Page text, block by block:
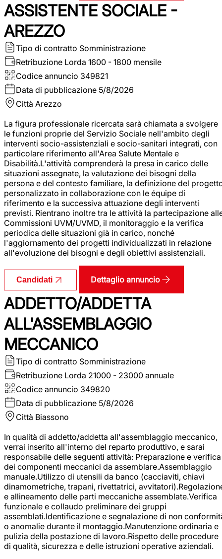
ASSISTENTE SOCIALE -
AREZZO
Tipo di contratto Somministrazione
Retribuzione Lorda 1600 - 1800 mensile
Codice annuncio 349821
Data di pubblicazione 5/8/2026
Città Arezzo
La figura professionale ricercata sarà chiamata a svolgere
le funzioni proprie del Servizio Sociale nell'ambito degli
interventi socio-assistenziali e socio-sanitari integrati, con
particolare riferimento all'Area Salute Mentale e
Disabilità.L'attività comprenderà la presa in carico delle
situazioni assegnate, la valutazione dei bisogni della
persona e del contesto familiare, la definizione del
personalizzato in collaborazione con le équipe di
riferimento e la successiva attuazione degli interventi
previsti. Rientrano inoltre tra le attività la partecipazione
Commissioni UVM/UVMD, il monitoraggio e la verifica
periodica delle situazioni già in carico, nonché
l'aggiornamento dei progetti individualizzati in relazione
all'evoluzione dei bisogni e degli obiettivi assistenziali.
Candidati Dettaglio annuncio
ADDETTO/ADDETTA
ALL'ASSEMBLAGGIO
MECCANICO
Tipo di contratto Somministrazione
Retribuzione Lorda 21000 - 23000 annuale
Codice annuncio 349820
Data di pubblicazione 5/8/2026
Città Biassono
In qualità di addetto/addetta all'assemblaggio meccanico,
verrai inserito all'interno del reparto produttivo, e sarai
responsabile delle seguenti attività: Preparazione e verifica
dei componenti meccanici da assemblare.Assemblaggio
manuale.Utilizzo di utensili da banco (cacciaviti, chiavi
dinamometriche, trapani, rivettatrici,
e allineamento delle parti meccaniche assemblate.Verifica
funzionale e collaudo preliminare dei gruppi
assemblati.Identificazione e segnalazione di non
o anomalie durante il montaggio.Manutenzione ordinaria e
pulizia della postazione di lavoro.Rispetto delle procedure
di qualità, sicurezza e delle istruzioni operative aziendali.